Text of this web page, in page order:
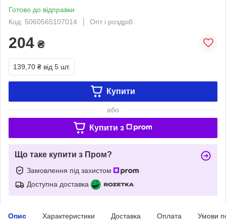
Готово до відправки
Код: 5060565107014
Опт і роздріб
204 ₴
139,70 ₴ від 5 шт.
Купити
або
Купити з
Що таке купити з Пром?
Замовлення під захистом
Доступна доставка
Опис Характеристики Доставка Оплата Умови